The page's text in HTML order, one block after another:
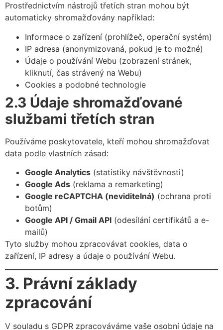
Prostřednictvím nástrojů třetích stran mohou být
automaticky shromažďovány například:
Informace o zařízení (prohlížeč, operační systém)
IP adresa (anonymizovaná, pokud je to možné)
Údaje o používání Webu (zobrazení stránek,
kliknutí, čas strávený na Webu)
Cookies a podobné technologie
2.3 Údaje shromažďované
službami třetích stran
Používáme poskytovatele, kteří mohou shromažďovat
data podle vlastních zásad:
Google Analytics (statistiky návštěvnosti)
Google Ads (reklama a remarketing)
Google reCAPTCHA (neviditelná) (ochrana proti
botům)
Google API / Gmail API (odesílání certifikátů a e-
mailů)
Tyto služby mohou zpracovávat cookies, data o
zařízení, IP adresy a údaje o používání Webu.
3. Právní základy
zpracování
V souladu s GDPR zpracováváme vaše osobní údaje na